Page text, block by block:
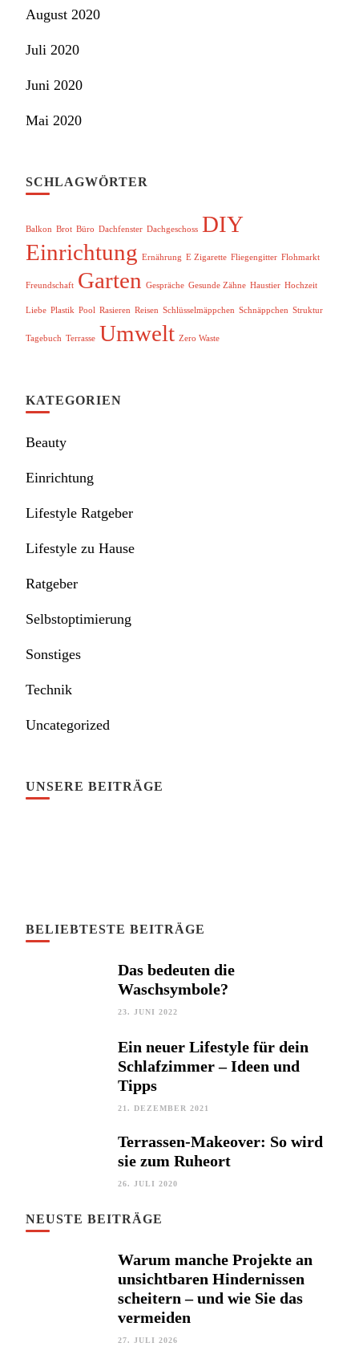
August 2020
Juli 2020
Juni 2020
Mai 2020
SCHLAGWÖRTER
Balkon Brot Büro Dachfenster Dachgeschoss DIY
Einrichtung Ernährung E Zigarette Fliegengitter Flohmarkt
Freundschaft Garten Gespräche Gesunde Zähne Haustier Hochzeit
Liebe Plastik Pool Rasieren Reisen Schlüsselmäppchen Schnäppchen Struktur
Tagebuch Terrasse Umwelt Zero Waste
KATEGORIEN
Beauty
Einrichtung
Lifestyle Ratgeber
Lifestyle zu Hause
Ratgeber
Selbstoptimierung
Sonstiges
Technik
Uncategorized
UNSERE BEITRÄGE
BELIEBTESTE BEITRÄGE
Das bedeuten die
Waschsymbole?
23. JUNI 2022
Ein neuer Lifestyle für dein
Schlafzimmer – Ideen und
Tipps
21. DEZEMBER 2021
Terrassen-Makeover: So wird
sie zum Ruheort
26. JULI 2020
NEUSTE BEITRÄGE
Warum manche Projekte an
unsichtbaren Hindernissen
scheitern – und wie Sie das
vermeiden
27. JULI 2026